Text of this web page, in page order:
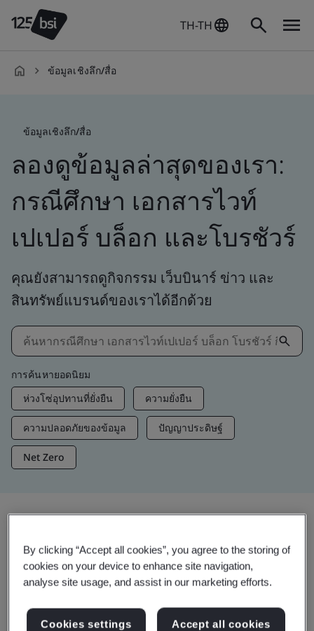
TH-TH
ข้อมูลเชิงลึก/สื่อ
ข้อมูลเชิงลึก/สื่อ
ลองดูข้อมูลล่าสุดของเรา:
กรณีศึกษา เอกสารไวท์
เปเปอร์ บล็อก และโบรชัวร์
คุณยังสามารถดูกิจกรรม เว็บบินาร์ ข่าว และ
สินทรัพย์แบรนด์ของเราได้อีกด้วย
การค้นหายอดนิยม
ห่วงโซ่อุปทานที่ยั่งยืน
ความยั่งยืน
ความปลอดภัยของข้อมูล ปัญญาประดิษฐ์
Net Zero
ข้อมูลเชิงลึกที่กำลังติดเทรนด์
ดูข้อมูลเชิงลึก/สื่อ
By clicking “Accept all cookies”, you agree to the storing of
cookies on your device to enhance site navigation,
analyse site usage, and assist in our marketing efforts.
Cookies settings Accept all cookies